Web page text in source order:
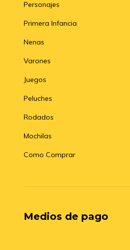
Personajes
Primera Infancia
Nenas
Varones
Juegos
Peluches
Rodados
Mochilas
Como Comprar
Medios de pago